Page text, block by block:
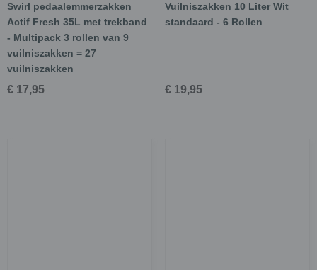
Swirl pedaalemmerzakken
Actif Fresh 35L met trekband
- Multipack 3 rollen van 9
vuilniszakken = 27
vuilniszakken
€ 17,95
Vuilniszakken 10 Liter Wit
standaard - 6 Rollen
€ 19,95